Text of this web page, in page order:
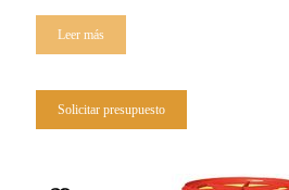
Leer más
Solicitar presupuesto